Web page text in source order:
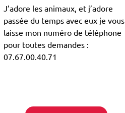
J’adore les animaux, et j’adore
passée du temps avec eux je vous
laisse mon numéro de téléphone
pour toutes demandes :
07.67.00.40.71